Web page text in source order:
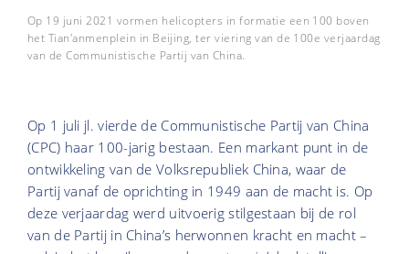
Op 19 juni 2021 vormen helicopters in formatie een 100 boven
het Tian'anmenplein in Beijing, ter viering van de 100e verjaardag
van de Communistische Partij van China.
Op 1 juli jl. vierde de Communistische Partij van China
(CPC) haar 100-jarig bestaan. Een markant punt in de
ontwikkeling van de Volksrepubliek China, waar de
Partij vanaf de oprichting in 1949 aan de macht is. Op
deze verjaardag werd uitvoerig stilgestaan bij de rol
van de Partij in China’s herwonnen kracht en macht –